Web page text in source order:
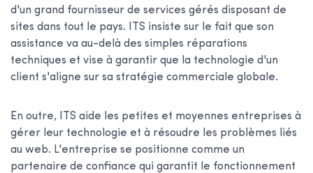
d'un grand fournisseur de services gérés disposant de
sites dans tout le pays. ITS insiste sur le fait que son
assistance va au-delà des simples réparations
techniques et vise à garantir que la technologie d'un
client s'aligne sur sa stratégie commerciale globale.
En outre, ITS aide les petites et moyennes entreprises à
gérer leur technologie et à résoudre les problèmes liés
au web. L'entreprise se positionne comme un
partenaire de confiance qui garantit le fonctionnement